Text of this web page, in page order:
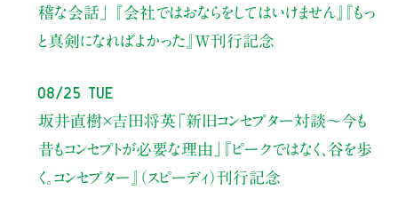
稽な会話」
『会社ではおならをしてはいけません』『もっ
と真剣になればよかった』W刊行記念
08/25 Tue
坂井直樹×吉田将英「新旧コンセプター対談～今も
昔もコンセプトが必要な理由」
『ピークではなく、谷を歩
く。コンセプター』（スピーディ）刊行記念